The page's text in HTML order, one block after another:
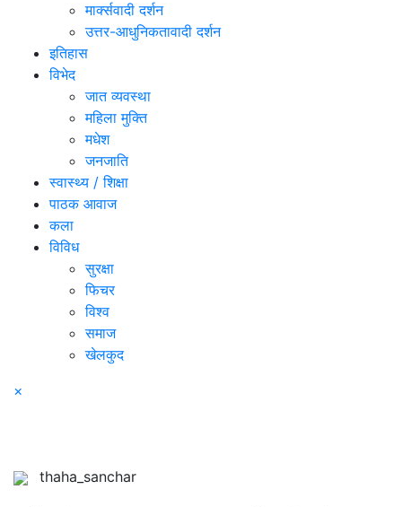
मार्क्सवादी दर्शन
उत्तर-आधुनिकतावादी दर्शन
इतिहास
विभेद
जात व्यवस्था
महिला मुक्ति
मधेश
जनजाति
स्वास्थ्य / शिक्षा
पाठक आवाज
कला
विविध
सुरक्षा
फिचर
विश्व
समाज
खेलकुद
×
thaha_sanchar